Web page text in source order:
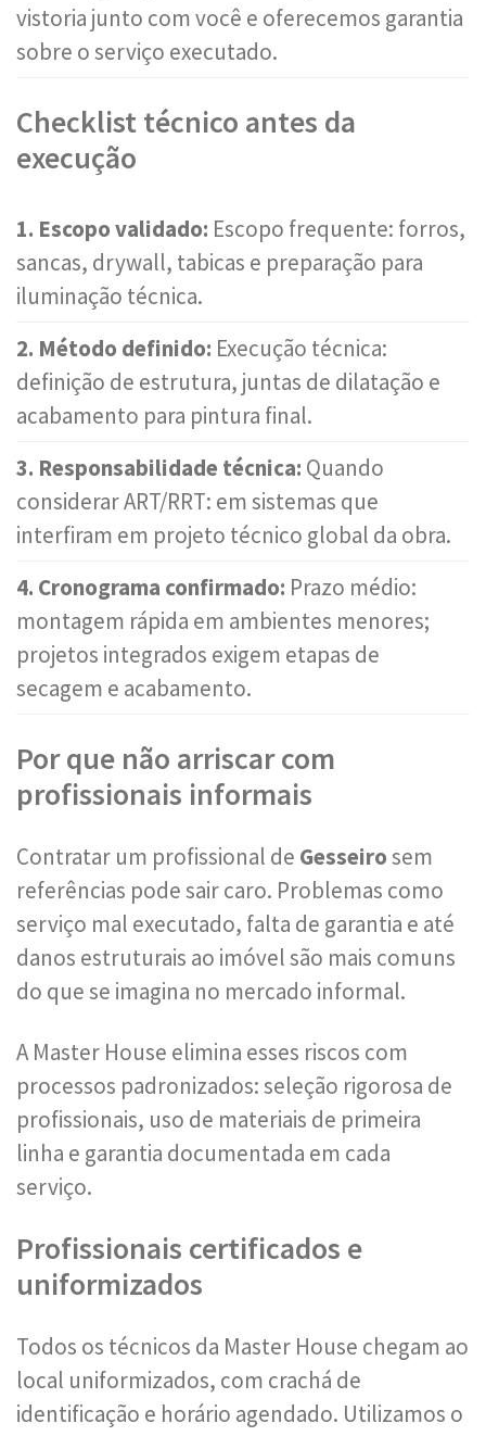
vistoria junto com você e oferecemos garantia
sobre o serviço executado.
Checklist técnico antes da
execução
1. Escopo validado: Escopo frequente: forros,
sancas, drywall, tabicas e preparação para
iluminação técnica.
2. Método definido: Execução técnica:
definição de estrutura, juntas de dilatação e
acabamento para pintura final.
3. Responsabilidade técnica: Quando
considerar ART/RRT: em sistemas que
interfiram em projeto técnico global da obra.
4. Cronograma confirmado: Prazo médio:
montagem rápida em ambientes menores;
projetos integrados exigem etapas de
secagem e acabamento.
Por que não arriscar com
profissionais informais
Contratar um profissional de Gesseirosem
referências pode sair caro. Problemas como
serviço mal executado, falta de garantia e até
danos estruturais ao imóvel são mais comuns
do que se imagina no mercado informal.
A Master House elimina esses riscos com
processos padronizados: seleção rigorosa de
profissionais, uso de materiais de primeira
linha e garantia documentada em cada
serviço.
Profissionais certificados e
uniformizados
Todos os técnicos da Master House chegam ao
local uniformizados, com crachá de
identificação e horário agendado. Utilizamos o